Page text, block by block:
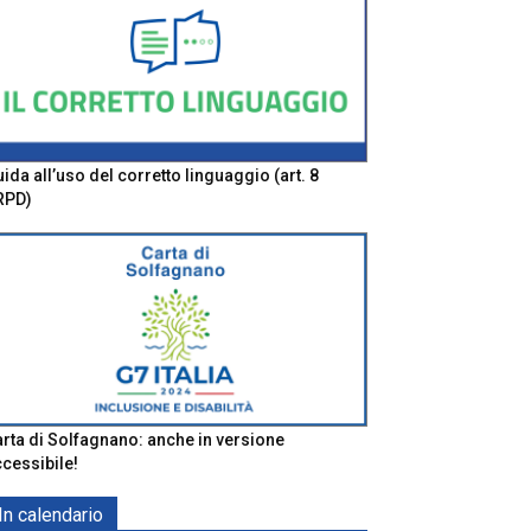
all’uso del corretto linguaggio (art. 8
di Solfagnano: anche in versione
In calendario